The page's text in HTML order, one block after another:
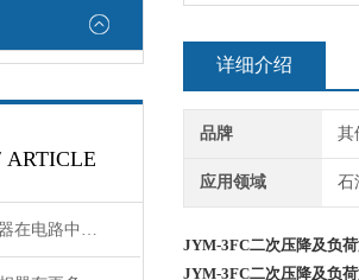
ARTICLE
双管滑线滑动变阻器在电路中起到什么作用
详细介绍
品牌 其
应用领域 石
JYM-3FC二次压降及负
JYM-3FC二次压降及负